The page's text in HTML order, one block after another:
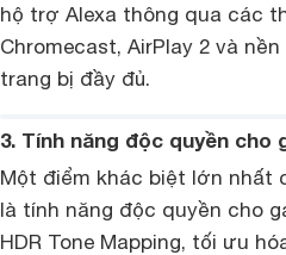
hộ trợ Alexa thông qua các
Chromecast, AirPlay 2 và
trang bị đầy đủ.
3. Tính năng độc quyền cho
Một điểm khác biệt lớn nhất
là tính năng độc quyền cho
HDR Tone Mapping, tối ưu